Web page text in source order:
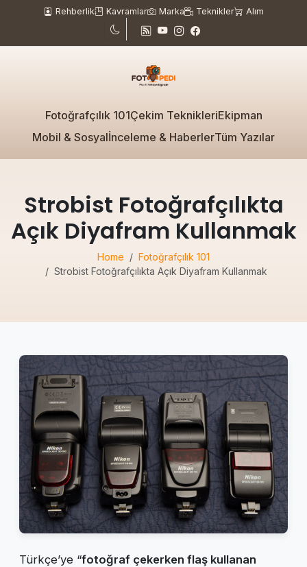
Rehberlik Kavramlar Marka Teknikler Alım
Fotoğrafçılık 101Çekim TeknikleriEkipman
Mobil & Sosyalİnceleme & HaberlerTüm Yazılar
Strobist Fotoğrafçılıkta
Açık Diyafram Kullanmak
Home
Fotoğrafçılık 101
Strobist Fotoğrafçılıkta Açık Diyafram Kullanmak
Türkçe’ye “fotoğraf çekerken flaş kullanan